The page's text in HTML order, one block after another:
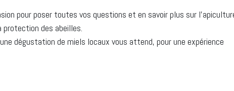
pour poser toutes vos questions et en savoir plus sur
protection des abeilles.
dégustation de miels locaux vous attend, pour une expérience